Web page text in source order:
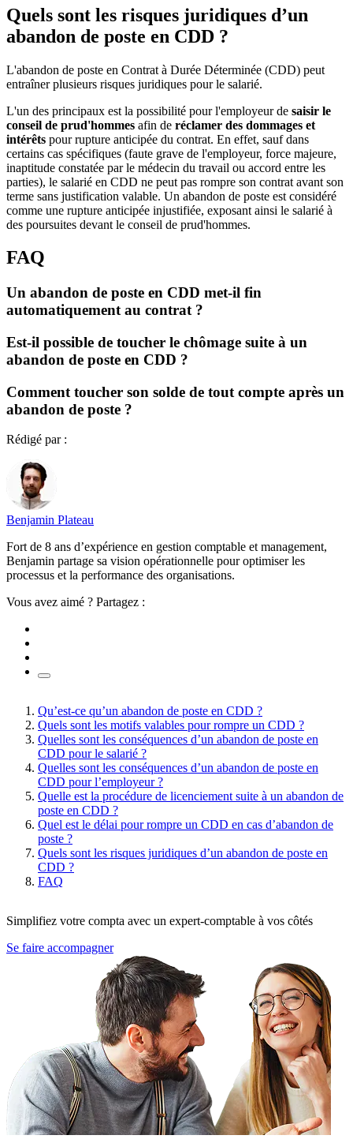
Quels sont les risques juridiques d’un
abandon de poste en CDD ?
L'abandon de poste en Contrat à Durée Déterminée (CDD) peut
entraîner plusieurs risques juridiques pour le salarié.
L'un des principaux est la possibilité pour l'employeur de saisir le
conseil de prud'hommes afin de réclamer des dommages et
intérêts pour rupture anticipée du contrat. En effet, sauf dans
certains cas spécifiques (faute grave de l'employeur, force majeure,
inaptitude constatée par le médecin du travail ou accord entre les
parties), le salarié en CDD ne peut pas rompre son contrat avant son
terme sans justification valable. Un abandon de poste est considéré
comme une rupture anticipée injustifiée, exposant ainsi le salarié à
des poursuites devant le conseil de prud'hommes.
FAQ
Un abandon de poste en CDD met-il fin
automatiquement au contrat ?
Est-il possible de toucher le chômage suite à un
abandon de poste en CDD ?
Comment toucher son solde de tout compte après un
abandon de poste ?
Rédigé par :
Benjamin Plateau
Fort de 8 ans d’expérience en gestion comptable et management,
Benjamin partage sa vision opérationnelle pour optimiser les
processus et la performance des organisations.
Vous avez aimé ? Partagez :
Qu’est-ce qu’un abandon de poste en CDD ?
Quels sont les motifs valables pour rompre un CDD ?
Quelles sont les conséquences d’un abandon de poste en
CDD pour le salarié ?
Quelles sont les conséquences d’un abandon de poste en
CDD pour l’employeur ?
Quelle est la procédure de licenciement suite à un abandon de
poste en CDD ?
Quel est le délai pour rompre un CDD en cas d’abandon de
poste ?
Quels sont les risques juridiques d’un abandon de poste en
CDD ?
FAQ
Simplifiez votre compta avec un expert-comptable à vos côtés
Se faire accompagner